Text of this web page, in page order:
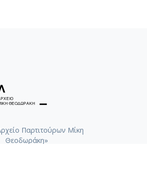
Παρτιτούρων Μίκη
Θεοδωράκη»